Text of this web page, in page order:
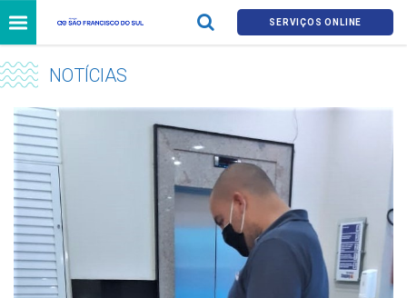
SERVIÇOS ONLINE
NOTÍCIAS